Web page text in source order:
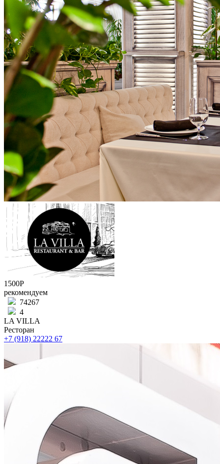
1500Р
рекомендуем
74267
4
LA VILLA
Ресторан
+7 (918) 22222 67